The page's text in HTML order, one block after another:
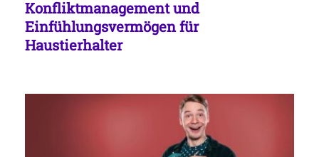
Konfliktmanagement und
Einfühlungsvermögen für
Haustierhalter